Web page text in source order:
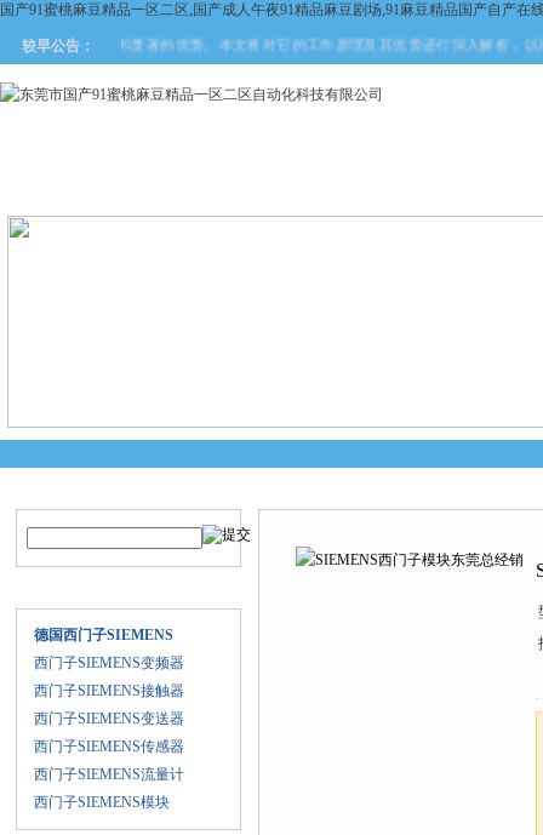
国产91蜜桃麻豆精品一区二区,国产成人午夜91精品麻豆剧场,91麻豆精品国产自产在
较早公告：
的应用和显著的优势。本文将对它的工作原理及其优势进行深入解析，以期为
豆精品一区二区
德国西门子SIEMENS
西门子SIEMENS变频器
西门子SIEMENS接触器
西门子SIEMENS变送器
西门子SIEMENS传感器
西门子SIEMENS流量计
西门子SIEMENS模块